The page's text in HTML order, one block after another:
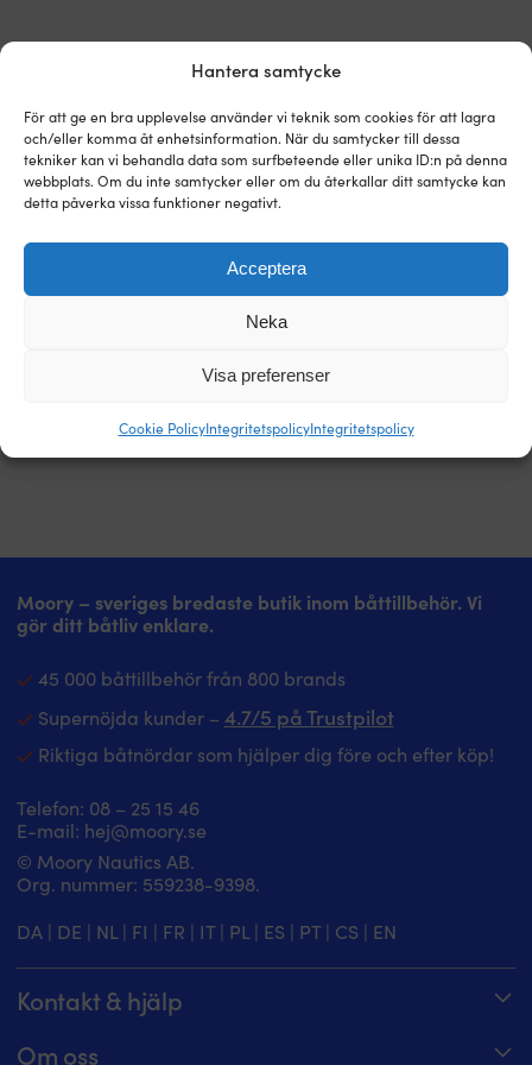
Hantera samtycke
För att ge en bra upplevelse använder vi teknik som cookies för att lagra
och/eller komma åt enhetsinformation. När du samtycker till dessa
tekniker kan vi behandla data som surfbeteende eller unika ID:n på denna
webbplats. Om du inte samtycker eller om du återkallar ditt samtycke kan
detta påverka vissa funktioner negativt.
Acceptera
Neka
Visa preferenser
Cookie PolicyIntegritetspolicyIntegritetspolicy
Världens enklaste prisgaranti!
Köp nu, prisjämför sen.Vår prisgaranti är superenkel: vi
matchar alla butiker i hela världen. Du kan i lugn och ro
köpa prylarna nu – hittar du den billigare hos en annan
butik inom 14 dagar så matchar vi priset i efterhand. Inga
konstiga villkor.
Läs mer om vår prisgaranti
Moory – sveriges bredaste butik inom båttillbehör. Vi
gör ditt båtliv enklare.
45 000 båttillbehör från 800 brands
Supernöjda kunder – 4.7/5 på Trustpilot
Riktiga båtnördar som hjälper dig före och efter köp!
Telefon: 08 – 25 15 46
E-mail: hej@moory.se
© Moory Nautics AB.
Org. nummer: 5‍59238-9398.
DA | DE | NL| FI | FR | IT| PL| ES | PT| CS | EN
Kontakt & hjälp
Om oss